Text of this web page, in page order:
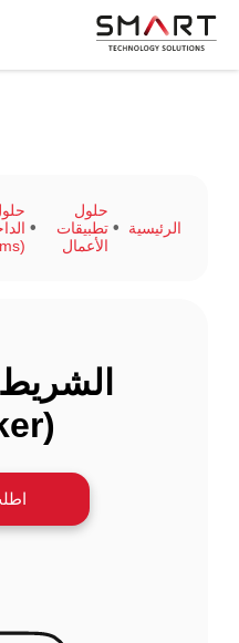
الرئيسية
حلول
تطبيقات
الأعمال
(Snapcomms)
(Ticker)